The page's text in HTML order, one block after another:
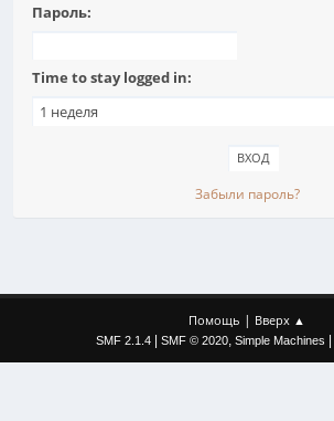
Пароль:
Time to stay logged in:
Забыли пароль?
Помощь | Вверх ▲
SMF 2.1.4 SMF © 2020, Simple Machines